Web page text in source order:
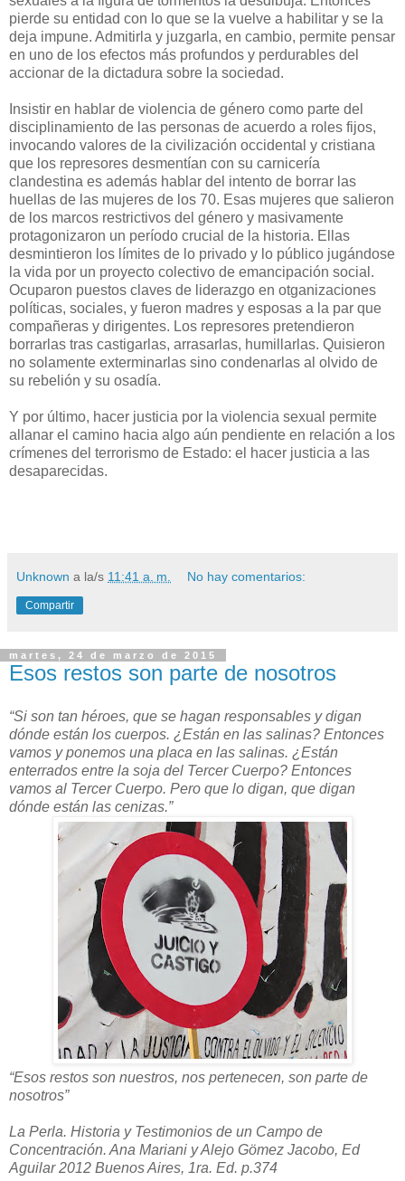
pierde su entidad con lo que se la vuelve a habilitar y se la
deja impune. Admitirla y juzgarla, en cambio, permite pensar
en uno de los efectos más profundos y perdurables del
accionar de la dictadura sobre la sociedad.
Insistir en hablar de violencia de género como parte del
disciplinamiento de las personas de acuerdo a roles fijos,
invocando valores de la civilización occidental y cristiana
que los represores desmentían con su carnicería
clandestina es además hablar del intento de borrar las
huellas de las mujeres de los 70. Esas mujeres que salieron
de los marcos restrictivos del género y masivamente
protagonizaron un período crucial de la historia. Ellas
desmintieron los límites de lo privado y lo público jugándose
la vida por un proyecto colectivo de emancipación social.
Ocuparon puestos claves de liderazgo en otganizaciones
políticas, sociales, y fueron madres y esposas a la par que
compañeras y dirigentes. Los represores pretendieron
borrarlas tras castigarlas, arrasarlas, humillarlas. Quisieron
no solamente exterminarlas sino condenarlas al olvido de
su rebelión y su osadía.
Y por último, hacer justicia por la violencia sexual permite
allanar el camino hacia algo aún pendiente en relación a los
crímenes del terrorismo de Estado: el hacer justicia a las
desaparecidas.
Unknown a la/s 11:41 a. m. No hay comentarios:
Compartir
martes, 24 de marzo de 2015
Esos restos son parte de nosotros
“Si son tan héroes, que se hagan responsables y digan
dónde están los cuerpos. ¿Están en las salinas? Entonces
vamos y ponemos una placa en las salinas. ¿Están
enterrados entre la soja del Tercer Cuerpo? Entonces
vamos al Tercer Cuerpo. Pero que lo digan, que digan
dónde están las cenizas.”
“Esos restos son nuestros, nos pertenecen, son parte de
nosotros”
La Perla. Historia y Testimonios de un Campo de
Concentración. Ana Mariani y Alejo Gömez Jacobo, Ed
Aguilar 2012 Buenos Aires, 1ra. Ed. p.374